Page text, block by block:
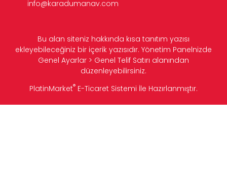
info@karadumanav.com
Bu alan siteniz hakkında kısa tanıtım yazısı
ekleyebileceğiniz bir içerik yazısıdır. Yönetim Panelnizde
Genel Ayarlar > Genel Telif Satırı alanından
düzenleyebilirsiniz.
PlatinMarket® E-Ticaret Sistemi İle Hazırlanmıştır.